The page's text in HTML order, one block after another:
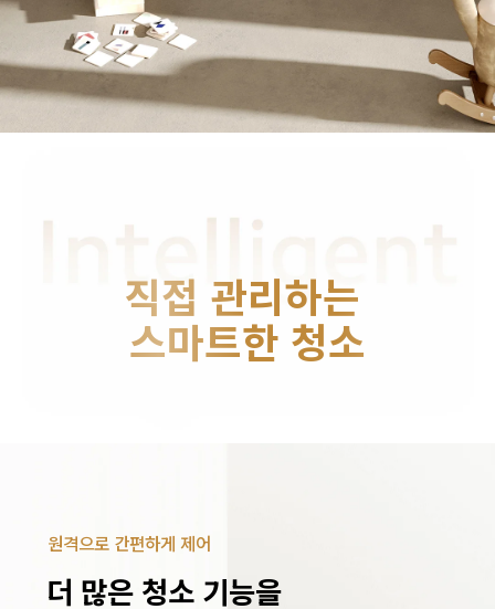
직접 관리하는
스마트한 청소
원격으로 간편하게 제어
더 많은 청소 기능을